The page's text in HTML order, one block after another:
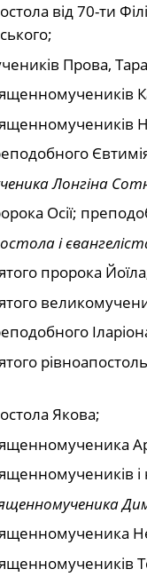
від 70-ти
Прова,
Лонгіна
Осії;
і
пророка
Якова;
і